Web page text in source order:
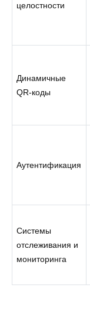
целостности
Динамичные
QR-коды
Аутентификация
Системы
отслеживания и
мониторинга